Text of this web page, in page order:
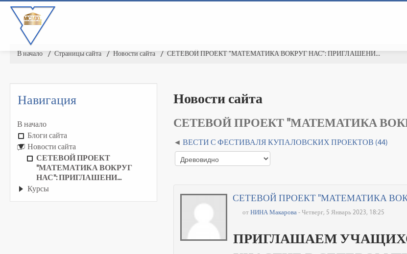
В начало ▶︎ Страницы сайта ▶︎ Новости сайта ▶︎ СЕТЕВОЙ ПРОЕКТ "МАТЕМАТИКА ВОКРУГ НАС": ПРИГЛАШЕНИ...
Новости сайта
СЕТЕВОЙ ПРОЕКТ "МАТЕМАТИКА
ВЕСТИ С ФЕСТИВАЛЯ КУПАЛОВСКИХ ПРОЕКТОВ (44)
СЕТЕВОЙ ПРОЕКТ "МАТЕМАТИКА
отНИНА Макарова - Четверг, 5 Январь 2023, 18:25
ПРИГЛАШАЕМ
Навигация
В начало
Блоги сайта
Новости сайта
СЕТЕВОЙ ПРОЕКТ
"МАТЕМАТИКА ВОКРУГ
НАС": ПРИГЛАШЕНИ...
Курсы